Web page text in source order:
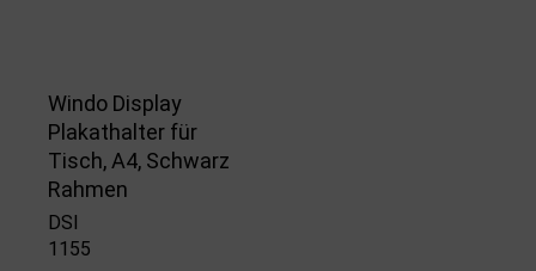
Windo Display
Plakathalter für
Tisch, A4, Schwarz
Rahmen
DSI
1155